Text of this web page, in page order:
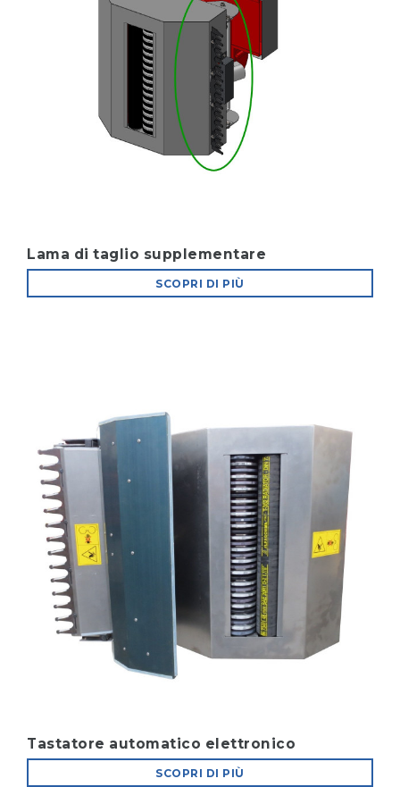
Lama di taglio supplementare
SCOPRI DI PIÙ
Tastatore automatico elettronico
SCOPRI DI PIÙ